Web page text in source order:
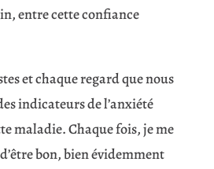
entre cette confiance
et chaque regard que nous
indicateurs de l’anxiété
maladie. Chaque fois, je me
bon, bien évidemment